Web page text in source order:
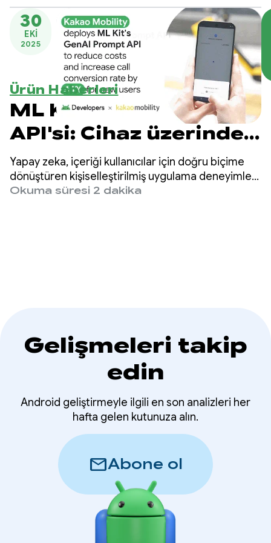
Nano'yu kullanıyor
30
EKI
2025
Ürün Haberleri
ML Kit'in Prompt
API'si: Cihaz üzerinde
özel Gemini Nano
deneyimlerinin kilidini
Yapay zeka, içeriği kullanıcılar için doğru biçime
dönüştüren kişiselleştirilmiş uygulama deneyimleri
oluşturmayı kolaylaştırıyor. Daha önce
Okuma süresi 2 dakika
Gelişmeleri takip
edin
Android geliştirmeyle ilgili en son analizleri her
hafta gelen kutunuza alın.
mailAbone ol